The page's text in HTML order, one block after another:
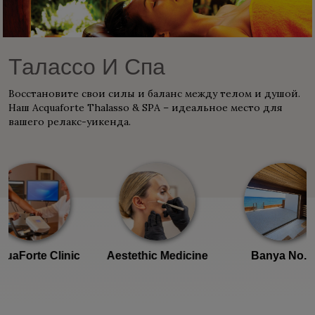
Талассо И Спа
Восстановите свои силы и баланс между телом и душой.
Наш Acquaforte Thalasso & SPA – идеальное место для
вашего релакс-уикенда.
Clinic Aestethic Medicine Banya No.1